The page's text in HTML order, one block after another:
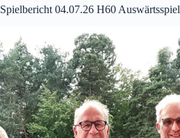
Spielbericht 04.07.26 H60 Auswärtsspiel